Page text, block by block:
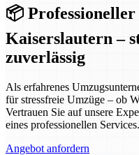
📦
Kaiserslautern –
zuverlässig
Als erfahrenes
für stressfreie Umzüge – ob
Vertrauen Sie auf unsere
eines professionellen
Angebot anfordern